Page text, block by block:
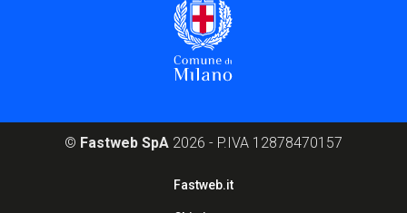
© Fastweb SpA 2026 - P.IVA 12878470157
Fastweb.it